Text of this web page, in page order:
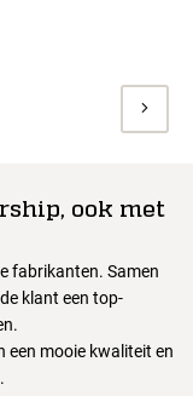
ook met
fabrikanten. Samen
klant een top-
een mooie kwaliteit en